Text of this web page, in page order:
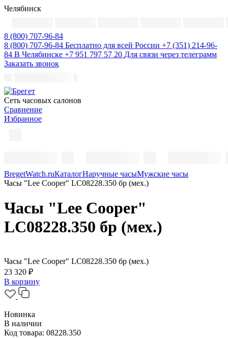
Челябинск
8 (800) 707-96-84
8 (800) 707-96-84 Бесплатно для всей России +7 (351) 214-96-
84 В Челябинске +7 951 797 57 20 Для связи через телеграмм
Заказать звонок
Cеть часовых салонов
Сравнение
Избранное
BregetWatch.ruКаталогНаручные часыМужские часы
Часы "Lee Cooper" LC08228.350 бр (мех.)
Часы "Lee Cooper"
LC08228.350 бр (мех.)
Часы "Lee Cooper" LC08228.350 бр (мех.)
23 320 ₽
В корзину
Новинка
В наличии
Код товара: 08228.350